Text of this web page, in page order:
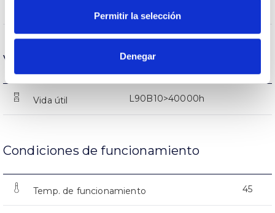
Permitir la selección
Denegar
Flujo luminoso (lm)
Vida
Vida útil L90B10>40000h
Condiciones de funcionamiento
Temp. de funcionamiento 45